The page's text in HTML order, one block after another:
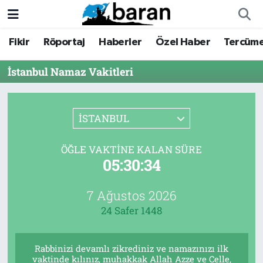
Fikir Röportaj Haberler Özel Haber
İstanbul Namaz Vakitleri
İSTANBUL
ÖĞLE VAKTINE KALAN SÜRE
05:30:34
7 Ağustos 2026
24 Safer 1448
Rabbinizi devamlı zikrediniz ve namazınızı ilk
vaktinde kılınız, muhakkak Allah Azze ve Celle,
Fikir
Röportaj
Dergi
Fikir
Röportaj
Dergi
Nöbetçi Eczaneler
Hava Durumu
Tüm Manşetler
Son Dakika Haberleri